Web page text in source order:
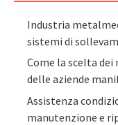
Industria
sistemi di
Come la scelta
delle aziende
Assistenza
manutenzione e